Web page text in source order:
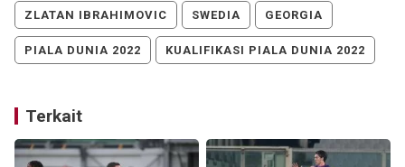
ZLATAN IBRAHIMOVIC SWEDIA GEORGIA
PIALA DUNIA 2022 KUALIFIKASI PIALA DUNIA 2022
Terkait